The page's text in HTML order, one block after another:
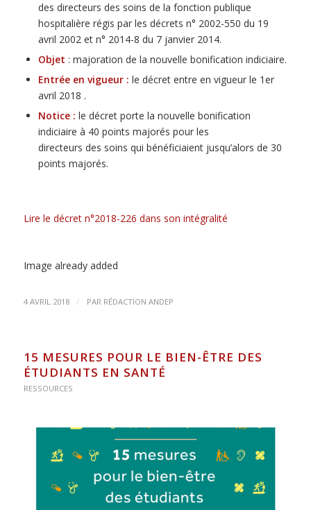
des directeurs des soins de la fonction publique
hospitalière régis par les décrets n° 2002-550 du 19
avril 2002 et n° 2014-8 du 7 janvier 2014.
Objet : majoration de la nouvelle bonification indiciaire.
Entrée en vigueur : le décret entre en vigueur le 1er
avril 2018 .
Notice : le décret porte la nouvelle bonification
indiciaire à 40 points majorés pour les
directeurs des soins qui bénéficiaient jusqu’alors de 30
points majorés.
Lire le décret n°2018-226 dans son intégralité
Image already added
4 AVRIL 2018 / PAR RÉDACTION ANDEP
15 MESURES POUR LE BIEN-ÊTRE DES
ÉTUDIANTS EN SANTÉ
RESSOURCES